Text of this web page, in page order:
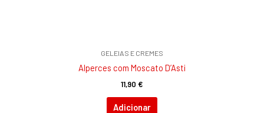
GELEIAS E CREMES
Alperces com Moscato D’Asti
11,90 €
Adicionar